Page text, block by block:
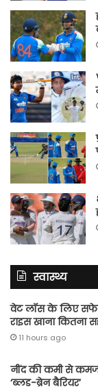
स्वास्थ्य
वेट लॉस के लिए
राइस खाना कितना
11 hours ago
नींद की कमी से
‘ब्लड-ब्रेन बैरियर’